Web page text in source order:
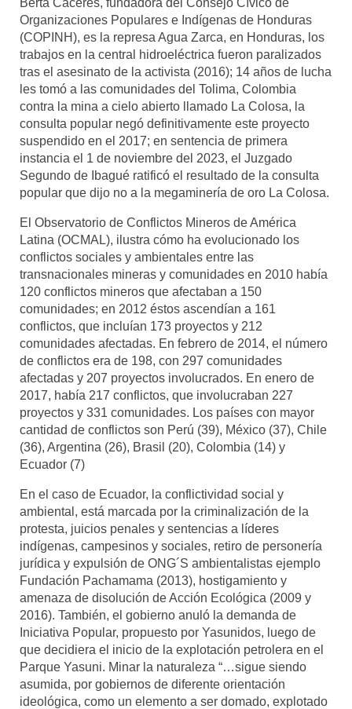
Berta Cáceres, fundadora del Consejo Cívico de
Organizaciones Populares e Indígenas de Honduras
(COPINH), es la represa Agua Zarca, en Honduras, los
trabajos en la central hidroeléctrica fueron paralizados
tras el asesinato de la activista (2016); 14 años de lucha
les tomó a las comunidades del Tolima, Colombia
contra la mina a cielo abierto llamado La Colosa, la
consulta popular negó definitivamente este proyecto
suspendido en el 2017; en sentencia de primera
instancia el 1 de noviembre del 2023, el Juzgado
Segundo de Ibagué ratificó el resultado de la consulta
popular que dijo no a la megaminería de oro La Colosa.
El Observatorio de Conflictos Mineros de América
Latina (OCMAL), ilustra cómo ha evolucionado los
conflictos sociales y ambientales entre las
transnacionales mineras y comunidades en 2010 había
120 conflictos mineros que afectaban a 150
comunidades; en 2012 éstos ascendían a 161
conflictos, que incluían 173 proyectos y 212
comunidades afectadas. En febrero de 2014, el número
de conflictos era de 198, con 297 comunidades
afectadas y 207 proyectos involucrados. En enero de
2017, había 217 conflictos, que involucraban 227
proyectos y 331 comunidades. Los países con mayor
cantidad de conflictos son Perú (39), México (37), Chile
(36), Argentina (26), Brasil (20), Colombia (14) y
Ecuador (7)
En el caso de Ecuador, la conflictividad social y
ambiental, está marcada por la criminalización de la
protesta, juicios penales y sentencias a líderes
indígenas, campesinos y sociales, retiro de personería
jurídica y expulsión de ONG´S ambientalistas ejemplo
Fundación Pachamama (2013), hostigamiento y
amenaza de disolución de Acción Ecológica (2009 y
2016). También, el gobierno anuló la demanda de
Iniciativa Popular, propuesto por Yasunidos, luego de
que decidiera el inicio de la explotación petrolera en el
Parque Yasuni. Minar la naturaleza “…sigue siendo
asumida, por gobiernos de diferente orientación
ideológica, como un elemento a ser domado, explotado